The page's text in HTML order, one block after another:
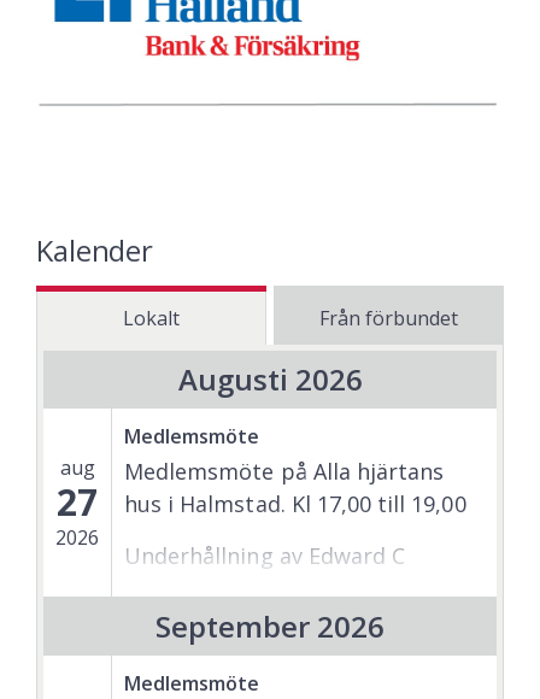
Kalender
Lokalt Från förbundet
Augusti 2026
aug
27
2026
Medlemsmöte
Medlemsmöte på Alla hjärtans
hus i Halmstad. Kl 17,00 till 19,00
Underhållning av Edward C
September 2026
Medlemsmöte